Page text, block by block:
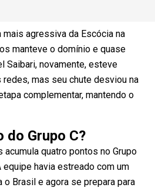
agressiva da Escócia na
manteve o domínio e quase
Saibari, novamente, esteve
mas seu chute desviou na
complementar, mantendo o
do Grupo C?
acumula quatro pontos no Grupo
equipe havia estreado com um
o Brasil e agora se prepara para